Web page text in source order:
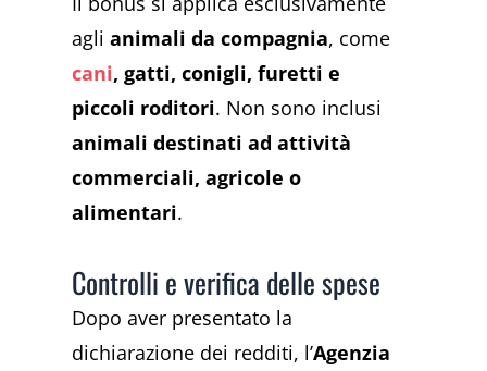
aglianimali da compagnia, come
cani, gatti, conigli, furetti e
piccoli roditori. Non sono inclusi
animali destinati ad attività
commerciali, agricole o
alimentari.
Controlli e verifica delle spese
Dopo aver presentato la
dichiarazione dei redditi, l’Agenzia